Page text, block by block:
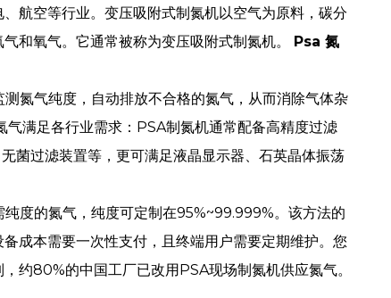
航空等行业。变压吸附式制氮机以空气为原料，碳分
和氧气。它通常被称为变压吸附式制氮机。 Psa 氮
氮气纯度，自动排放不合格的氮气，从而消除气体杂
满足各行业需求：PSA制氮机通常配备高精度过滤
菌过滤装置等，更可满足液晶显示器、石英晶体振荡
度的氮气，纯度可定制在95%~99.999%。该方法的
成本需要一次性支付，且终端用户需要定期维护。您
约80%的中国工厂已改用PSA现场制氮机供应氮气。